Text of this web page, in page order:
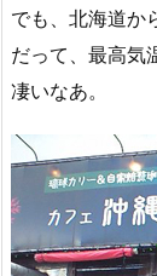
でも、北海道か
だって、最高気
凄いなあ。